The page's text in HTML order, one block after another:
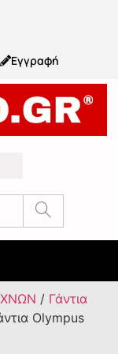
Εγγραφή
/ Γάντια
Olympus